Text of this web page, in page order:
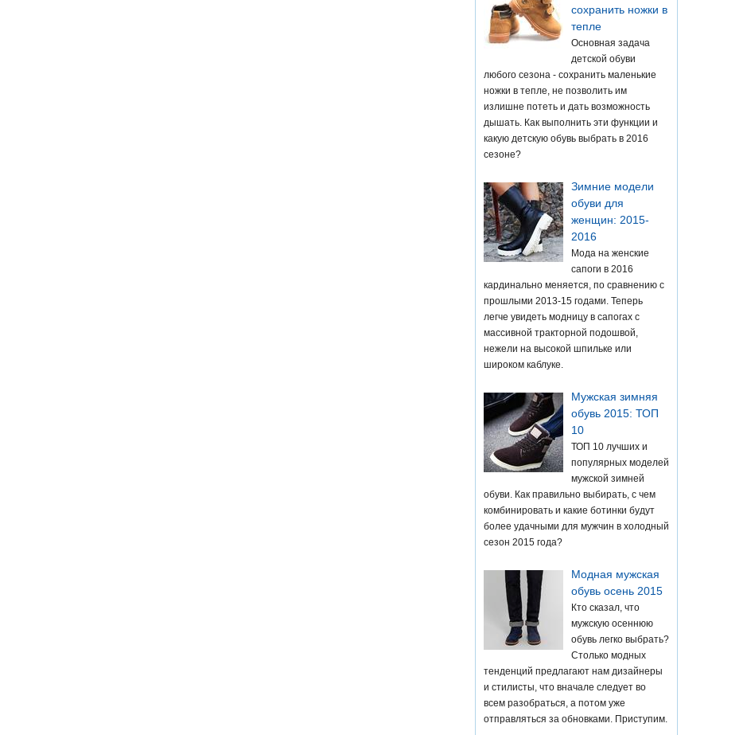
сохранить ножки в
тепле
Основная задача
детской обуви
любого сезона - сохранить маленькие
ножки в тепле, не позволить им
излишне потеть и дать возможность
дышать. Как выполнить эти функции и
какую детскую обувь выбрать в 2016
сезоне?
Зимние модели
обуви для
женщин: 2015-
2016
Мода на женские
сапоги в 2016
кардинально меняется, по сравнению с
прошлыми 2013-15 годами. Теперь
легче увидеть модницу в сапогах с
массивной тракторной подошвой,
нежели на высокой шпильке или
широком каблуке.
Мужская зимняя
обувь 2015: ТОП
10
ТОП 10 лучших и
популярных моделей
мужской зимней
обуви. Как правильно выбирать, с чем
комбинировать и какие ботинки будут
более удачными для мужчин в холодный
сезон 2015 года?
Модная мужская
обувь осень 2015
Кто сказал, что
мужскую осеннюю
обувь легко выбрать?
Столько модных
тенденций предлагают нам дизайнеры
и стилисты, что вначале следует во
всем разобраться, а потом уже
отправляться за обновками. Приступим.